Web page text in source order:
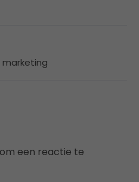
marketing
om een reactie te